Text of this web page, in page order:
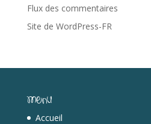
Flux des commentaires
Site de WordPress-FR
Menu
Accueil